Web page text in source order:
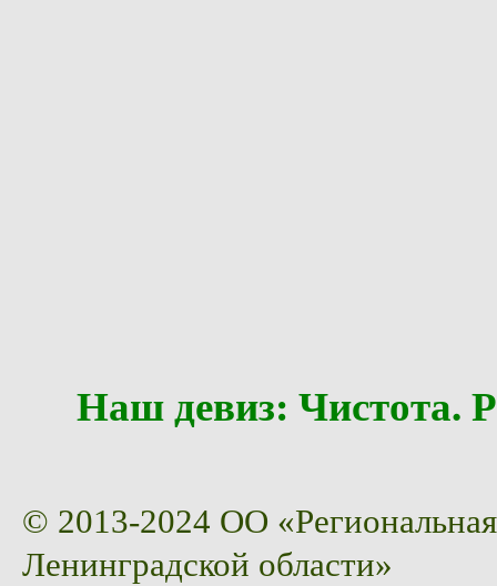
Наш девиз:
© 2013-2024 ОО
Ленинградской области»